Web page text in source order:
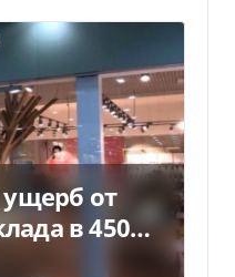
от
в 450